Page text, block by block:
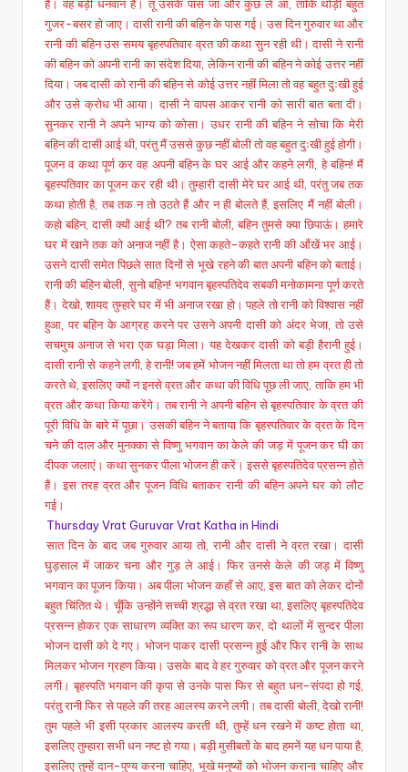
है। वह बड़ी धनवान है। तू उसके पास जा और कुछ ले आ, ताकि थोड़ी बहुत
गुजर-बसर हो जाए। दासी रानी की बहिन के पास गई। उस दिन गुरुवार था और
रानी की बहिन उस समय बृहस्पतिवार व्रत की कथा सुन रही थी। दासी ने रानी
की बहिन को अपनी रानी का संदेश दिया, लेकिन रानी की बहिन ने कोई उत्तर नहीं
दिया। जब दासी को रानी की बहिन से कोई उत्तर नहीं मिला तो वह बहुत दुःखी हुई
और उसे क्रोध भी आया। दासी ने वापस आकर रानी को सारी बात बता दी।
सुनकर रानी ने अपने भाग्य को कोसा। उधर रानी की बहिन ने सोचा कि मेरी
बहिन की दासी आई थी, परंतु मैं उससे कुछ नहीं बोली तो वह बहुत दुःखी हुई होगी।
पूजन व कथा पूर्ण कर वह अपनी बहिन के घर आई और कहने लगी, हे बहिन! मैं
बृहस्पतिवार का पूजन कर रही थी। तुम्हारी दासी मेरे घर आई थी, परंतु जब तक
कथा होती है, तब तक न तो उठते हैं और न ही बोलते हैं, इसलिए मैं नहीं बोली।
कहो बहिन, दासी क्यों आई थी? तब रानी बोली, बहिन तुमसे क्या छिपाऊं। हमारे
घर में खाने तक को अनाज नहीं है। ऐसा कहते-कहते रानी की आँखें भर आई।
उसने दासी समेत पिछले सात दिनों से भूखे रहने की बात अपनी बहिन को बताई।
रानी की बहिन बोली, सुनो बहिन! भगवान बृहस्पतिदेव सबकी मनोकामना पूर्ण करते
हैं। देखो, शायद तुम्हारे घर में भी अनाज रखा हो। पहले तो रानी को विश्वास नहीं
हुआ, पर बहिन के आग्रह करने पर उसने अपनी दासी को अंदर भेजा, तो उसे
सचमुच अनाज से भरा एक घड़ा मिला। यह देखकर दासी को बड़ी हैरानी हुई।
दासी रानी से कहने लगी, हे रानी! जब हमें भोजन नहीं मिलता था तो हम व्रत ही तो
करते थे, इसलिए क्यों न इनसे व्रत और कथा की विधि पूछ ली जाए, ताकि हम भी
व्रत और कथा किया करेंगे। तब रानी ने अपनी बहिन से बृहस्पतिवार के व्रत की
पूरी विधि के बारे में पूछा। उसकी बहिन ने बताया कि बृहस्पतिवार के व्रत के दिन
चने की दाल और मुनक्का से विष्णु भगवान का केले की जड़ में पूजन कर घी का
दीपक जलाएं। कथा सुनकर पीला भोजन ही करें। इससे बृहस्पतिदेव प्रसन्न होते
हैं। इस तरह व्रत और पूजन विधि बताकर रानी की बहिन अपने घर को लौट
गई।
Thursday Vrat Guruvar Vrat Katha in Hindi
सात दिन के बाद जब गुरुवार आया तो, रानी और दासी ने व्रत रखा। दासी
घुड़साल में जाकर चना और गुड़ ले आई। फिर उनसे केले की जड़ में विष्णु
भगवान का पूजन किया। अब पीला भोजन कहाँ से आए, इस बात को लेकर दोनों
बहुत चिंतित थे। चूँकि उन्होंने सच्ची श्रद्धा से व्रत रखा था, इसलिए बृहस्पतिदेव
प्रसन्न होकर एक साधारण व्यक्ति का रूप धारण कर, दो थालों में सुन्दर पीला
भोजन दासी को दे गए। भोजन पाकर दासी प्रसन्न हुई और फिर रानी के साथ
मिलकर भोजन ग्रहण किया। उसके बाद वे हर गुरुवार को व्रत और पूजन करने
लगी। बृहस्पति भगवान की कृपा से उनके पास फिर से बहुत धन-संपदा हो गई,
परंतु रानी फिर से पहले की तरह आलस्य करने लगी। तब दासी बोली, देखो रानी!
तुम पहले भी इसी प्रकार आलस्य करती थी, तुम्हें धन रखने में कष्ट होता था,
इसलिए तुम्हारा सभी धन नष्ट हो गया। बड़ी मुसीबतों के बाद हमनें यह धन पाया है,
इसलिए तुम्हें दान-पुण्य करना चाहिए, भूखे मनुष्यों को भोजन कराना चाहिए और